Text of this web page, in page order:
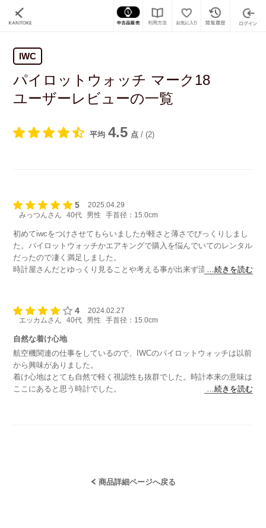
IWC
パイロットウォッチ マーク18
ユーザーレビューの一覧
平均 4.5 点 / (2)
5
2025.04.29
みっつんさん
40代 男性 手首径：15.0cm
初めてiwcをつけさせてもらいましたが軽さと薄さでびっくりしまし
た。パイロットウォッチかエアキングで購入を悩んでいてのレンタル
だったので凄く満足しました。
時計屋さんだとゆっくり見ることや考える事が出来ず流れのままで購
いました。ありがとうございました。
…続きを読む
4
2024.02.27
エッカムさん
40代 男性 手首径：15.0cm
自然な着け心地
航空機関連の仕事をしているので、IWCのパイロットウォッチは以前
から興味がありました。
着け心地はとても自然で軽く視認性も抜群でした。時計本来の意味は
ここにあると思う時計でした。
…続きを読む
商品詳細ページへ戻る